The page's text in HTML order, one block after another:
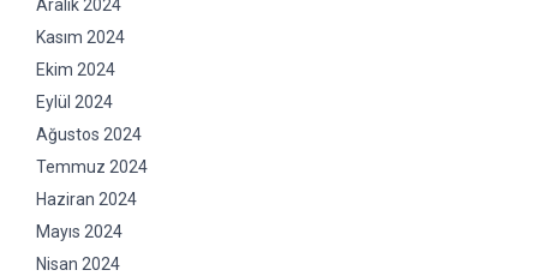
Aralık 2024
Kasım 2024
Ekim 2024
Eylül 2024
Ağustos 2024
Temmuz 2024
Haziran 2024
Mayıs 2024
Nisan 2024